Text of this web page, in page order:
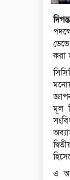
করা
মূল
এ